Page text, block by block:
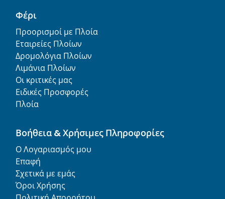
Φέρι
Προορισμοί με Πλοία
Εταιρείες Πλοίων
Δρομολόγια Πλοίων
Λιμάνια Πλοίων
Οι κριτικές μας
Ειδικές Προσφορές
Πλοία
Βοήθεια & Χρήσιμες Πληροφορίες
Ο Λογαριασμός μου
Επαφή
Σχετικά με εμάς
Όροι Χρήσης